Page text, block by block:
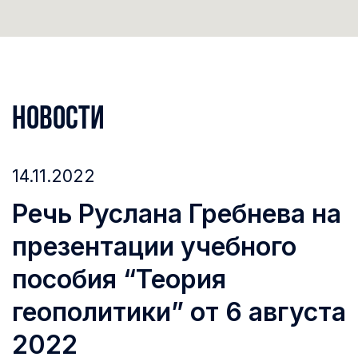
Новости
14.11.2022
Речь Руслана Гребнева на
презентации учебного
пособия “Теория
геополитики” от 6 августа
2022